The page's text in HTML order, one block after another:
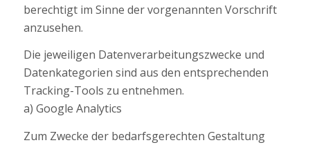
berechtigt im Sinne der vorgenannten Vorschrift
anzusehen.
Die jeweiligen Datenverarbeitungszwecke und
Datenkategorien sind aus den entsprechenden
Tracking-Tools zu entnehmen.
a) Google Analytics
Zum Zwecke der bedarfsgerechten Gestaltung